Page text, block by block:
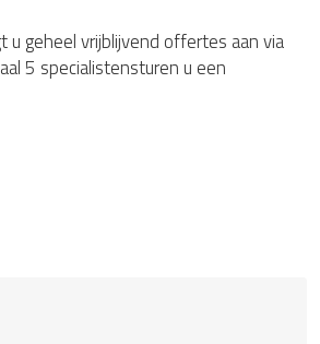
geheel vrijblijvend offertes aan via
5 specialistensturen u een